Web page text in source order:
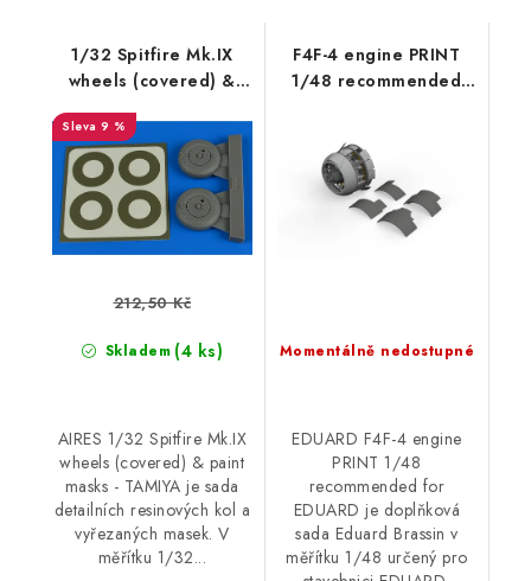
1/32 Spitfire Mk.IX
wheels (covered) &
paint masks - TAMIYA
9 %
Skladem (4 ks)
212,50 Kč
AIRES 1/32 Spitfire Mk.IX
wheels (covered) & paint
masks - TAMIYA je sada
detailních resinových kol a
vyřezaných masek. V
měřítku 1/32...
F4F-4 engine PRINT
1/48 recommended
Momentálně nedostupné
EDUARD F4F-4 engine
PRINT 1/48
recommended for
EDUARD je doplňková
sada Eduard Brassin v
měřítku 1/48 určený pro